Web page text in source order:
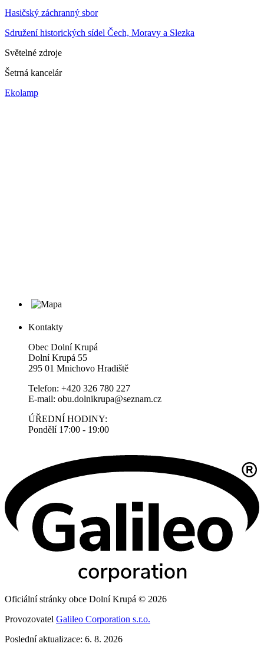
Hasičský záchranný sbor
Sdružení historických sídel Čech, Moravy a Slezka
Světelné zdroje
Šetrná kancelár
Ekolamp
Kontakty
Obec Dolní Krupá
Dolní Krupá 55
295 01 Mnichovo Hradiště
Telefon: +420 326 780 227
E-mail: obu.dolnikrupa@seznam.cz
ÚŘEDNÍ HODINY:
Pondělí 17:00 - 19:00
Oficiální stránky obce Dolní Krupá © 2026
Provozovatel Galileo Corporation s.r.o.
Poslední aktualizace: 6. 8. 2026